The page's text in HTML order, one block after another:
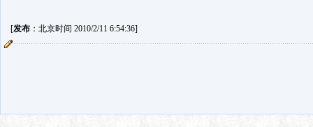
[发布：北京时间 2010/2/11 6:54:36]